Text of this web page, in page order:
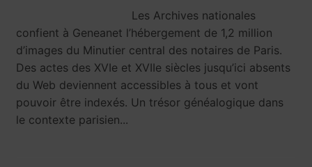
Les Archives nationales
confient à Geneanet l’hébergement de 1,2 million
d’images du Minutier central des notaires de Paris.
Des actes des XVIe et XVIIe siècles jusqu’ici absents
du Web deviennent accessibles à tous et vont
pouvoir être indexés. Un trésor généalogique dans
le contexte parisien...